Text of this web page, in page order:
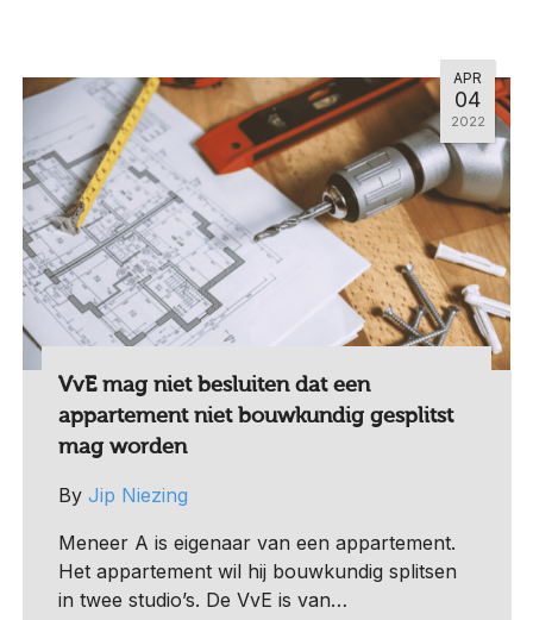
APR
04
2022
VvE mag niet besluiten dat een
appartement niet bouwkundig gesplitst
mag worden
By Jip Niezing
Meneer A is eigenaar van een appartement.
Het appartement wil hij bouwkundig splitsen
in twee studio’s. De VvE is van…